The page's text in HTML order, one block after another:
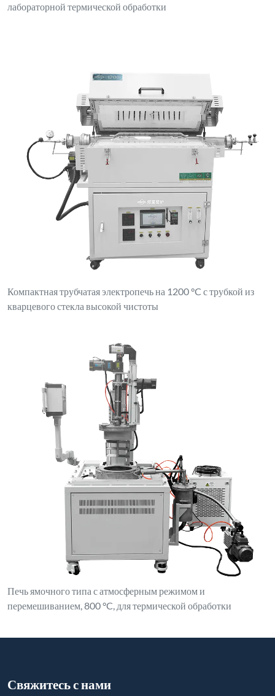
лабораторной термической обработки
Компактная трубчатая электропечь на 1200 °C с трубкой из
кварцевого стекла высокой чистоты
Печь ямочного типа с атмосферным режимом и
перемешиванием, 800 °C, для термической обработки
Свяжитесь с нами